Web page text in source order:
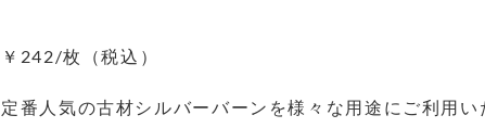
￥242/枚（税込）
定番人気の古材シルバーバーンを様々な用途にご利用い